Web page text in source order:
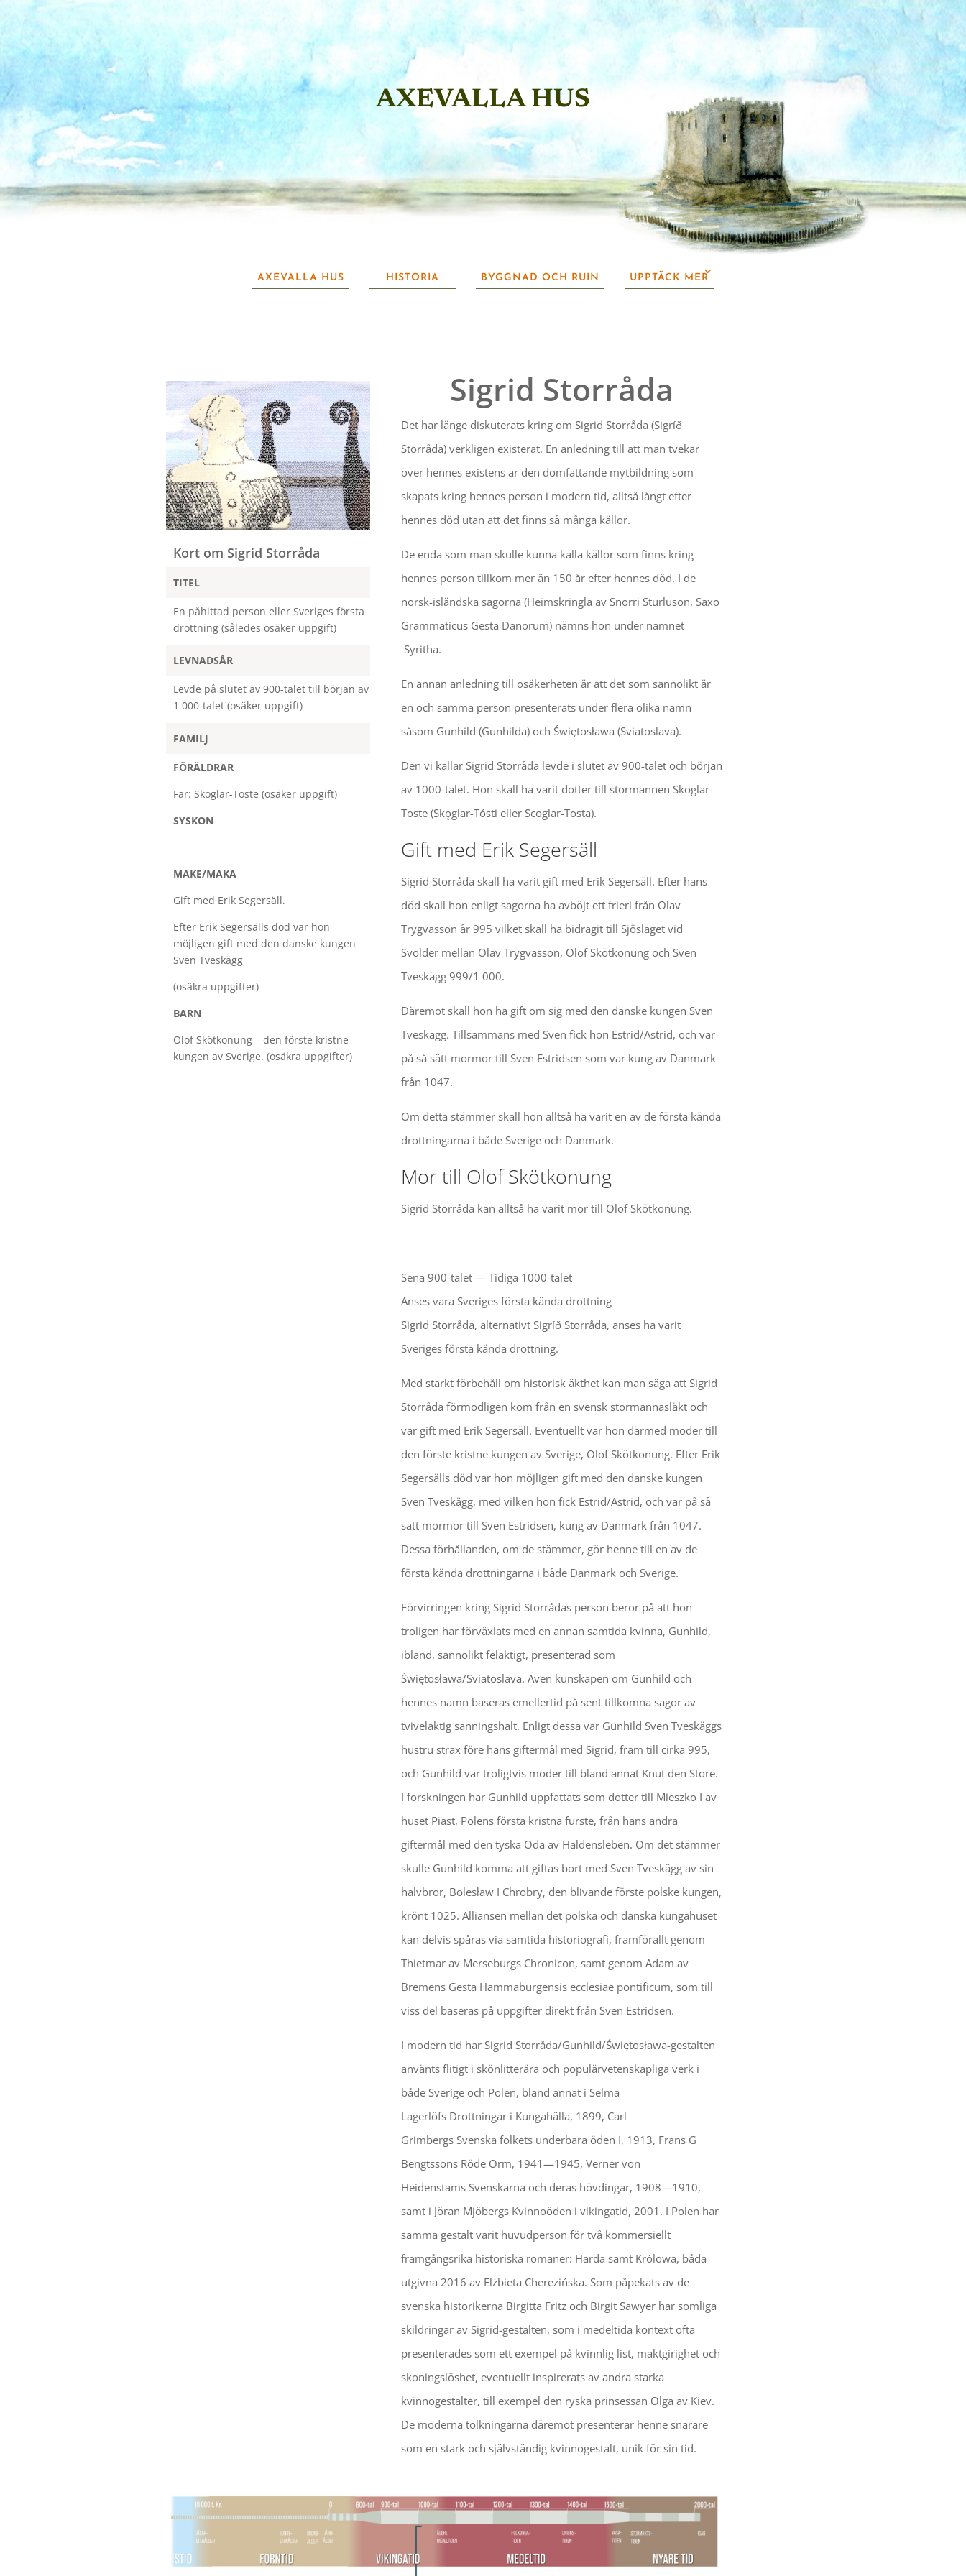
AXEVALLA HUS
AXEVALLA HUS HISTORIA BYGGNAD OCH RUIN UPPTÄCK MER
Kort om Sigrid Storråda
TITEL
En påhittad person eller Sveriges första
drottning (således osäker uppgift)
LEVNADSÅR
Levde på slutet av 900-talet till början av
1 000-talet (osäker uppgift)
FAMILJ
FÖRÄLDRAR
Far: Skoglar-Toste (osäker uppgift)
SYSKON
MAKE/MAKA
Gift med Erik Segersäll.
Efter Erik Segersälls död var hon
möjligen gift med den danske kungen
Sven Tveskägg
(osäkra uppgifter)
BARN
Olof Skötkonung – den förste kristne
kungen av Sverige. (osäkra uppgifter)
Sigrid Storråda
Det har länge diskuterats kring om Sigrid Storråda (Sigríð
Storråda) verkligen existerat. En anledning till att man tvekar
över hennes existens är den domfattande mytbildning som
skapats kring hennes person i modern tid, alltså långt efter
hennes död utan att det finns så många källor.
De enda som man skulle kunna kalla källor som finns kring
hennes person tillkom mer än 150 år efter hennes död. I de
norsk-isländska sagorna (Heimskringla av Snorri Sturluson, Saxo
Grammaticus Gesta Danorum) nämns hon under namnet
Syritha.
En annan anledning till osäkerheten är att det som sannolikt är
en och samma person presenterats under flera olika namn
såsom Gunhild (Gunhilda) och Świętosława (Sviatoslava).
Den vi kallar Sigrid Storråda levde i slutet av 900-talet och början
av 1000-talet. Hon skall ha varit dotter till stormannen Skoglar-
Toste (Skǫglar-Tósti eller Scoglar-Tosta).
Gift med Erik Segersäll
Sigrid Storråda skall ha varit gift med Erik Segersäll. Efter hans
död skall hon enligt sagorna ha avböjt ett frieri från Olav
Trygvasson år 995 vilket skall ha bidragit till Sjöslaget vid
Svolder mellan Olav Trygvasson, Olof Skötkonung och Sven
Tveskägg 999/1 000.
Däremot skall hon ha gift om sig med den danske kungen Sven
Tveskägg. Tillsammans med Sven fick hon Estrid/Astrid, och var
på så sätt mormor till Sven Estridsen som var kung av Danmark
från 1047.
Om detta stämmer skall hon alltså ha varit en av de första kända
drottningarna i både Sverige och Danmark.
Mor till Olof Skötkonung
Sigrid Storråda kan alltså ha varit mor till Olof Skötkonung.
Sena 900-talet — Tidiga 1000-talet
Anses vara Sveriges första kända drottning
Sigrid Storråda, alternativt Sigríð Storråda, anses ha varit
Sveriges första kända drottning.
Med starkt förbehåll om historisk äkthet kan man säga att Sigrid
Storråda förmodligen kom från en svensk stormannasläkt och
var gift med Erik Segersäll. Eventuellt var hon därmed moder till
den förste kristne kungen av Sverige, Olof Skötkonung. Efter Erik
Segersälls död var hon möjligen gift med den danske kungen
Sven Tveskägg, med vilken hon fick Estrid/Astrid, och var på så
sätt mormor till Sven Estridsen, kung av Danmark från 1047.
Dessa förhållanden, om de stämmer, gör henne till en av de
första kända drottningarna i både Danmark och Sverige.
Förvirringen kring Sigrid Storrådas person beror på att hon
troligen har förväxlats med en annan samtida kvinna, Gunhild,
ibland, sannolikt felaktigt, presenterad som
Świętosława/Sviatoslava. Även kunskapen om Gunhild och
hennes namn baseras emellertid på sent tillkomna sagor av
tvivelaktig sanningshalt. Enligt dessa var Gunhild Sven Tveskäggs
hustru strax före hans giftermål med Sigrid, fram till cirka 995,
och Gunhild var troligtvis moder till bland annat Knut den Store.
I forskningen har Gunhild uppfattats som dotter till Mieszko I av
huset Piast, Polens första kristna furste, från hans andra
giftermål med den tyska Oda av Haldensleben. Om det stämmer
skulle Gunhild komma att giftas bort med Sven Tveskägg av sin
halvbror, Bolesław I Chrobry, den blivande förste polske kungen,
krönt 1025. Alliansen mellan det polska och danska kungahuset
kan delvis spåras via samtida historiografi, framförallt genom
Thietmar av Merseburgs Chronicon, samt genom Adam av
Bremens Gesta Hammaburgensis ecclesiae pontificum, som till
viss del baseras på uppgifter direkt från Sven Estridsen.
I modern tid har Sigrid Storråda/Gunhild/Świętosława-gestalten
använts flitigt i skönlitterära och populärvetenskapliga verk i
både Sverige och Polen, bland annat i Selma
Lagerlöfs Drottningar i Kungahälla, 1899, Carl
Grimbergs Svenska folkets underbara öden I, 1913, Frans G
Bengtssons Röde Orm, 1941—1945, Verner von
Heidenstams Svenskarna och deras hövdingar, 1908—1910,
samt i Jöran Mjöbergs Kvinnoöden i vikingatid, 2001. I Polen har
samma gestalt varit huvudperson för två kommersiellt
framgångsrika historiska romaner: Harda samt Królowa, båda
utgivna 2016 av Elżbieta Cherezińska. Som påpekats av de
svenska historikerna Birgitta Fritz och Birgit Sawyer har somliga
skildringar av Sigrid-gestalten, som i medeltida kontext ofta
presenterades som ett exempel på kvinnlig list, maktgirighet och
skoningslöshet, eventuellt inspirerats av andra starka
kvinnogestalter, till exempel den ryska prinsessan Olga av Kiev.
De moderna tolkningarna däremot presenterar henne snarare
som en stark och självständig kvinnogestalt, unik för sin tid.